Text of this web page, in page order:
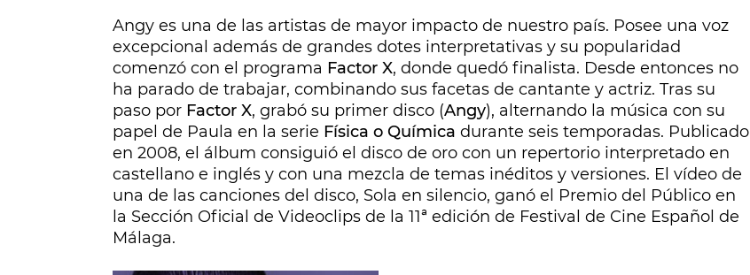
Angy es una de las artistas de mayor impacto de nuestro país. Posee una voz
excepcional además de grandes dotes interpretativas y su popularidad
comenzó con el programa Factor X, donde quedó finalista. Desde entonces no
ha parado de trabajar, combinando sus facetas de cantante y actriz. Tras su
paso por Factor X, grabó su primer disco (Angy), alternando la música con su
papel de Paula en la serie Física o Química durante seis temporadas. Publicado
en 2008, el álbum consiguió el disco de oro con un repertorio interpretado en
castellano e inglés y con una mezcla de temas inéditos y versiones. El vídeo de
una de las canciones del disco, Sola en silencio, ganó el Premio del Público en
la Sección Oficial de Videoclips de la 11ª edición de Festival de Cine Español de
Málaga.